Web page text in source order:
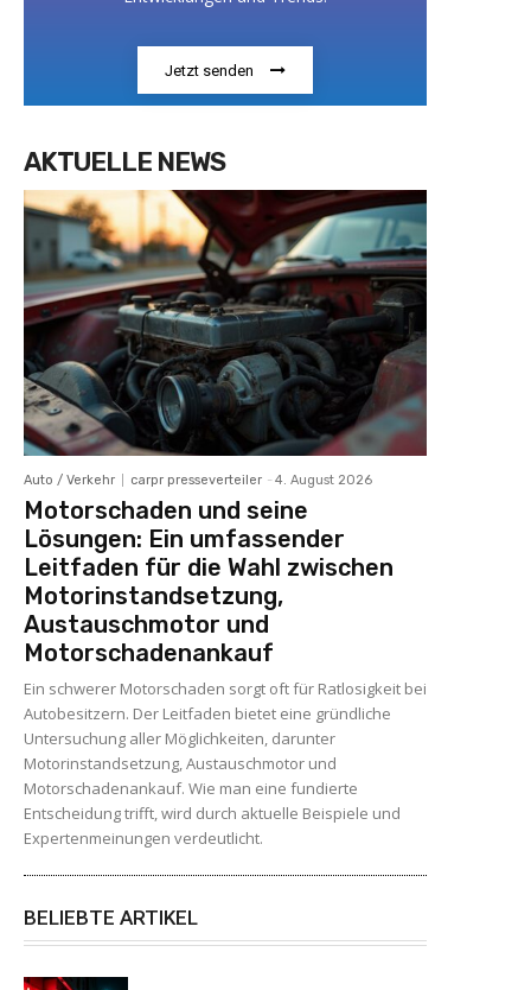
Jetzt senden
AKTUELLE NEWS
Auto / Verkehr carpr presseverteiler - 4. August 2026
Motorschaden und seine
Lösungen: Ein umfassender
Leitfaden für die Wahl zwischen
Motorinstandsetzung,
Austauschmotor und
Motorschadenankauf
Ein schwerer Motorschaden sorgt oft für Ratlosigkeit bei
Autobesitzern. Der Leitfaden bietet eine gründliche
Untersuchung aller Möglichkeiten, darunter
Motorinstandsetzung, Austauschmotor und
Motorschadenankauf. Wie man eine fundierte
Entscheidung trifft, wird durch aktuelle Beispiele und
Expertenmeinungen verdeutlicht.
BELIEBTE ARTIKEL